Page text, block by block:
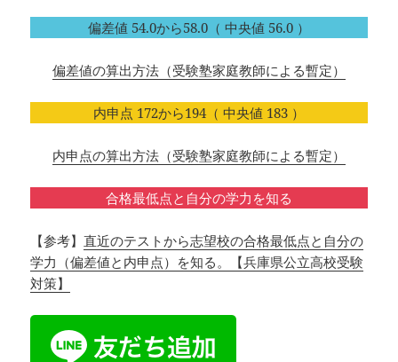
偏差値 54.0から58.0（ 中央値 56.0 ）
偏差値の算出方法（受験塾家庭教師による暫定）
内申点 172から194（ 中央値 183 ）
内申点の算出方法（受験塾家庭教師による暫定）
合格最低点と自分の学力を知る
【参考】直近のテストから志望校の合格最低点と自分の
学力（偏差値と内申点）を知る。【兵庫県公立高校受験
対策】